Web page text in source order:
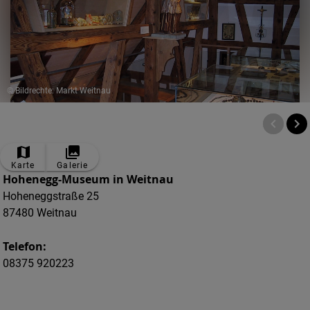
© Bildrechte: Markt Weitnau
Karte Galerie
Hohenegg-Museum in Weitnau
Hoheneggstraße 25
87480 Weitnau
Telefon:
08375 920223